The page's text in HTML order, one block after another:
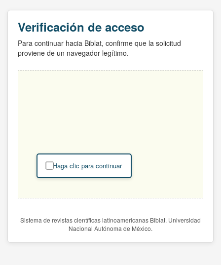
Verificación de acceso
Para continuar hacia Biblat, confirme que la solicitud
proviene de un navegador legítimo.
Haga clic para continuar
Sistema de revistas científicas latinoamericanas Biblat. Universidad
Nacional Autónoma de México.